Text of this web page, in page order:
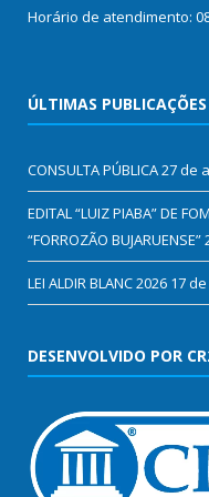
Horário de atendimento:
ÚLTIMAS PUBLICAÇÕES
CONSULTA PÚBLICA27 de
EDITAL “LUIZ PIABA” DE
“FORROZÃO BUJARUENSE”
LEI ALDIR BLANC 2026 17
DESENVOLVIDO POR